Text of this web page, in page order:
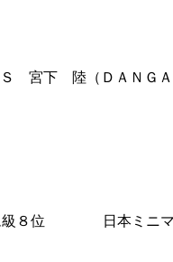
宮下 陸（ＤＡＮＧ
マム級８位 日本ミ